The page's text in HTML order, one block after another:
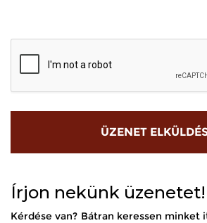
Írjon nekünk üzenetet!
Kérdése van? Bátran keressen